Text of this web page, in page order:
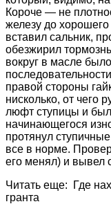
Короче — не
железу до
вставил сальник,
обезжирил
вокруг в масле
правой стороны
нисколько, от чего
люфт ступицы и
начинающегося
протянул
все в норме.
его менял) и вывел
Читать еще: Где
гранта